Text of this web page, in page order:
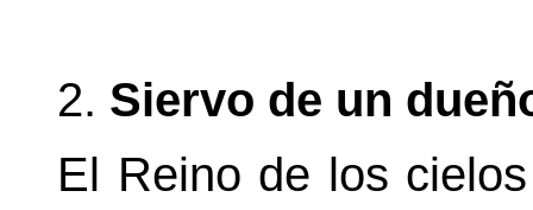
2. Siervo de un
El Reino de los